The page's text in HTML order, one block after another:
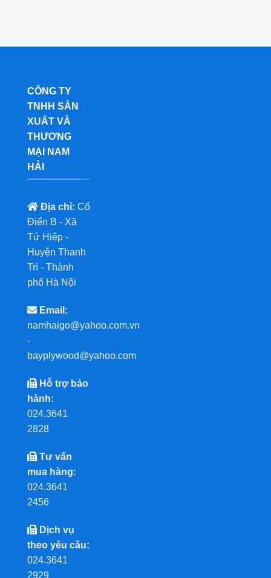
CÔNG TY
TNHH SẢN
XUẤT VÀ
THƯƠNG
MẠI NAM
HẢI
Địa chỉ: Cổ
Điển B - Xã
Tứ Hiệp -
Huyện Thanh
Trì - Thành
phố Hà Nội
Email:
namhaigo@yahoo.com.vn
-
bayplywood@yahoo.com
Hỗ trợ bảo
hành:
024.3641
2828
Tư vấn
mua hàng:
024.3641
2456
Dịch vụ
theo yêu cầu:
024.3641
2929